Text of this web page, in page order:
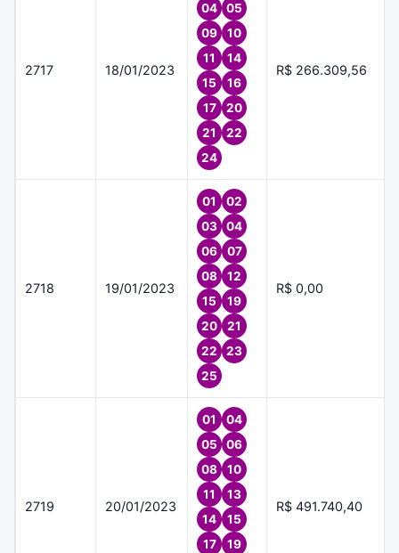
2717 18/01/2023
04
05
09
10
11
14
15
16
17
20
21
22
24
R$ 266.309,56
2718 19/01/2023
01
02
03
04
06
07
08
12
15
19
20
21
22
23
25
R$ 0,00
2719 20/01/2023
01
04
05
06
08
10
11
13
14
15
17
19
R$ 491.740,40